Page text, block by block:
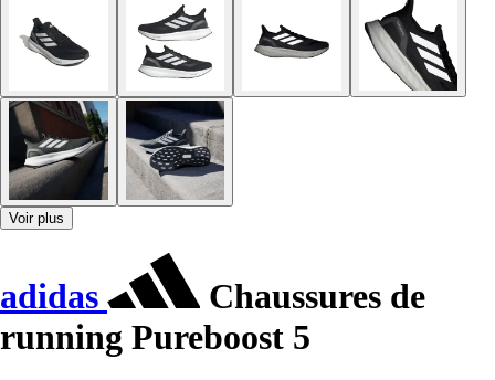
Voir plus
adidas
Chaussures de
running Pureboost 5